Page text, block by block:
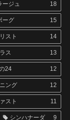
ージュ 18
ーグ 15
スト 14
ス 13
24 12
ング 12
スト 11
シンハナーダ 9